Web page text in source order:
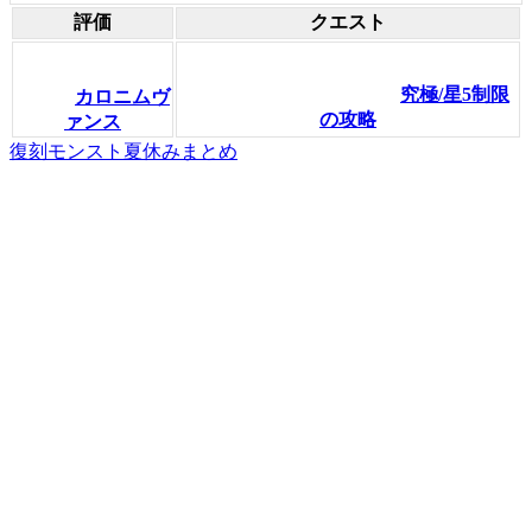
評価 クエスト
カロニムヴ
ァンス
究極/星5制限
の攻略
復刻モンスト夏休みまとめ